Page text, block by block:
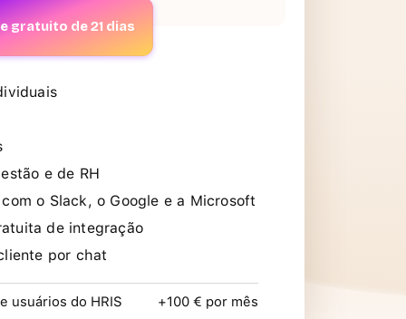
gratuito de 21 dias
e de RH
o Slack, o Google e a Microsoft
de integração
por chat
usuários do HRIS +100 € por mês